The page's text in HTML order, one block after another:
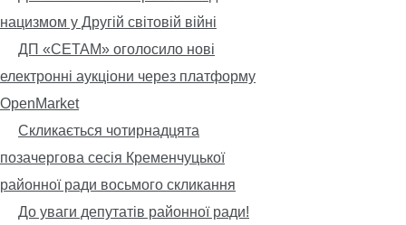
нацизмом у Другій світовій війні
ДП «СЕТАМ» оголосило нові
електронні аукціони через платформу
OpenMarket
Скликається чотирнадцята
позачергова сесія Кременчуцької
районної ради восьмого скликання
До уваги депутатів районної ради!